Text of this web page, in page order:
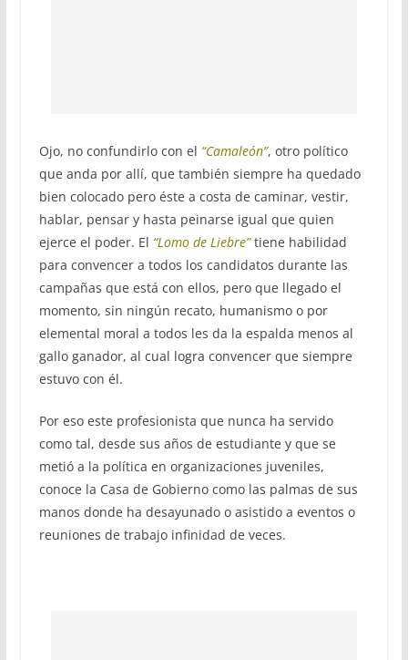
Ojo, no confundirlo con el “Camaleón”, otro político
que anda por allí, que también siempre ha quedado
bien colocado pero éste a costa de caminar, vestir,
hablar, pensar y hasta peinarse igual que quien
ejerce el poder. El “Lomo de Liebre”tiene habilidad
para convencer a todos los candidatos durante las
campañas que está con ellos, pero que llegado el
momento, sin ningún recato, humanismo o por
elemental moral a todos les da la espalda menos al
gallo ganador, al cual logra convencer que siempre
estuvo con él.
Por eso este profesionista que nunca ha servido
como tal, desde sus años de estudiante y que se
metió a la política en organizaciones juveniles,
conoce la Casa de Gobierno como las palmas de sus
manos donde ha desayunado o asistido a eventos o
reuniones de trabajo infinidad de veces.